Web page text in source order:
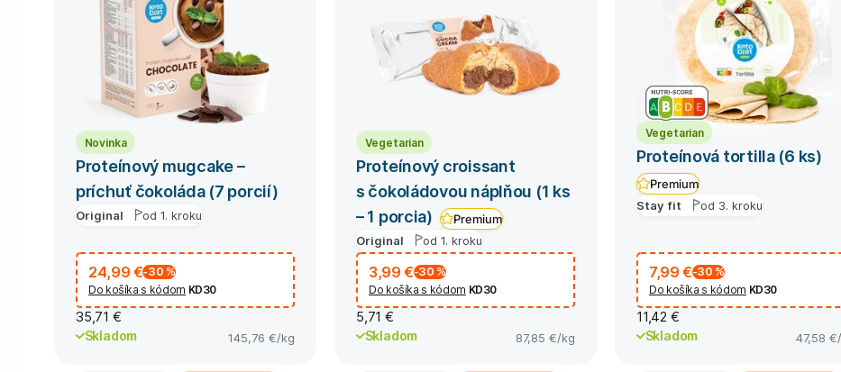
Novinka
Proteínový mugcake –
príchuť čokoláda (7 porcií)
Original od 1. kroku
24,99 €-30 %
Do košíka s kódom KD30
35,71 €
Skladom 145,76 €/kg
Vegetarian
Proteínový croissant
s čokoládovou náplňou (1 ks
– 1 porcia)
Premium
Original od 1. kroku
3,99 €-30 %
Do košíka s kódom KD30
5,71 €
Skladom 87,85 €/kg
Vegetarian
Proteínová tortilla (6 ks)
Premium
Stay fit od 3. kroku
7,99 €-30 %
Do košíka s kódom KD30
11,42 €
Skladom 47,58 €